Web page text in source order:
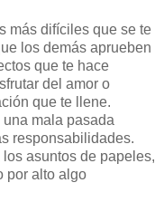
más difíciles que se te
los demás aprueben
que te hace
del amor o
que te llene.
una mala pasada
responsabilidades.
asuntos de papeles,
por alto algo